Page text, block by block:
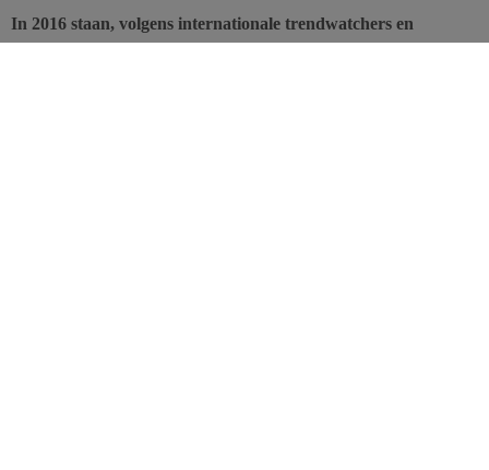
In 2016 staan, volgens internationale trendwatchers en